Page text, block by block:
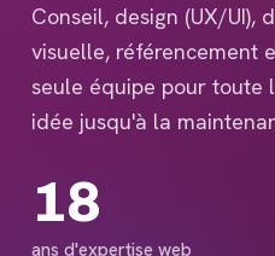
Conseil, design (UX/UI),
visuelle, référencement
seule équipe pour toute
idée jusqu'à la
18
ans d'expertise web